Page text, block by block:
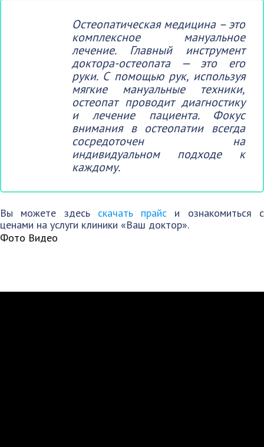
Остеопатическая медицина – это
комплексное мануальное
лечение. Главный инструмент
доктора-остеопата — это его
руки. С помощью рук, используя
мягкие мануальные техники,
остеопат проводит диагностику
и лечение пациента. Фокус
внимания в остеопатии всегда
сосредоточен на
индивидуальном подходе к
каждому.
Вы можете здесь скачать прайс и ознакомиться с
ценами на услуги клиники «Ваш доктор».
Фото Видео